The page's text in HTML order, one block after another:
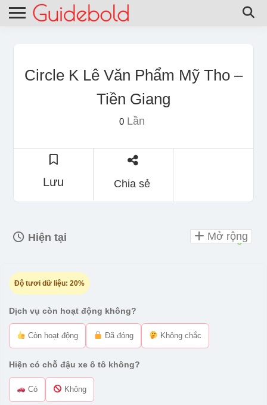
Circle K Lê Văn Phẩm Mỹ Tho –
Tiền Giang
0Lần
Lưu Chia sẻ
Hiện tại mở 24 giờ
Độ tươi dữ liệu: 20%
Dịch vụ còn hoạt động không?
Còn hoạt động Đã đóng Không chắc
Hiện có chỗ đậu xe ô tô không?
Có Không
Mở rộng